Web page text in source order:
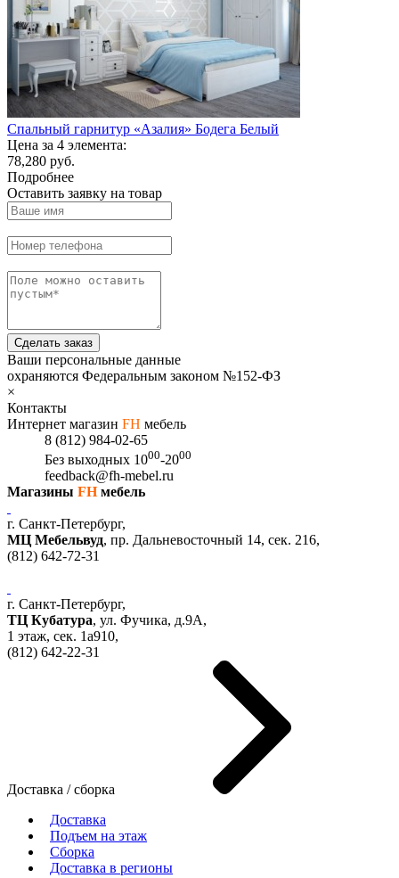
Спальный гарнитур «Азалия» Бодега Белый
Цена за 4 элемента:
78,280 руб.
Подробнее
Оставить заявку на товар
Сделать заказ
Ваши персональные данные
охраняются Федеральным законом №152-ФЗ
×
Контакты
Интернет магазин FH мебель
8 (812) 984-02-65
Без выходных 1000-2000
feedback@fh-mebel.ru
Магазины FHмебель
г. Санкт-Петербург,
МЦ Мебельвуд, пр. Дальневосточный 14, сек. 216,
(812) 642-72-31
г. Санкт-Петербург,
ТЦ Кубатура, ул. Фучика, д.9А,
1 этаж, сек. 1a910,
(812) 642-22-31
Доставка / сборка
Доставка
Подъем на этаж
Сборка
Доставка в регионы